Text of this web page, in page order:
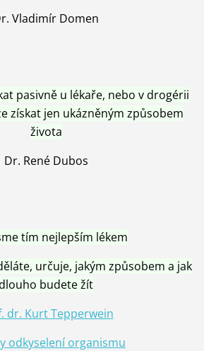
Vladimír Domen
pasivně u lékaře, nebo v drogérii
získat jen ukázněným způsobem
života
Dr. René Dubos
tím nejlepším lékem
určuje, jakým způsobem a jak
budete žít
dr. Kurt Tepperwein
odkyselení organismu